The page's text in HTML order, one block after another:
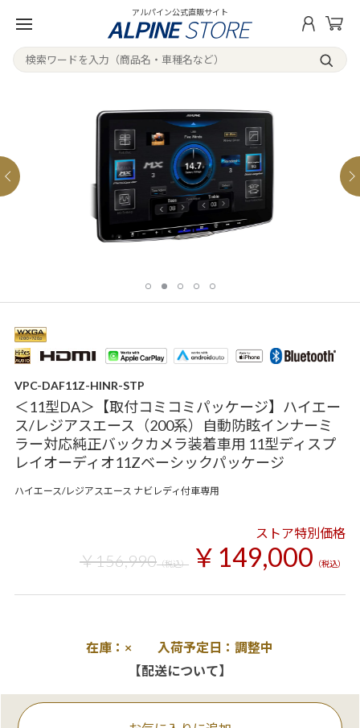
アルパイン公式直販サイト
VPC-DAF11Z-HINR-STP
＜11型DA＞【取付コミコミパッケージ】ハイエー
ス/レジアスエース（200系）自動防眩インナーミ
ラー対応純正バックカメラ装着車用 11型ディスプ
レイオーディオ11Zベーシックパッケージ
ハイエース/レジアスエース ナビレディ付車専用
ストア特別価格
￥156,990（税込） ￥149,000 （税込）
在庫：× 入荷予定日：調整中
【配送について】